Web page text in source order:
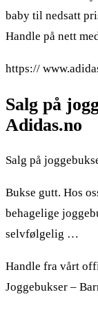
baby til nedsatt
Handle på nett
https://
Salg på
Adidas.no
Salg på
Bukse gutt. Hos
behagelige
selvfølgelig …
Handle fra vårt
Joggebukser –